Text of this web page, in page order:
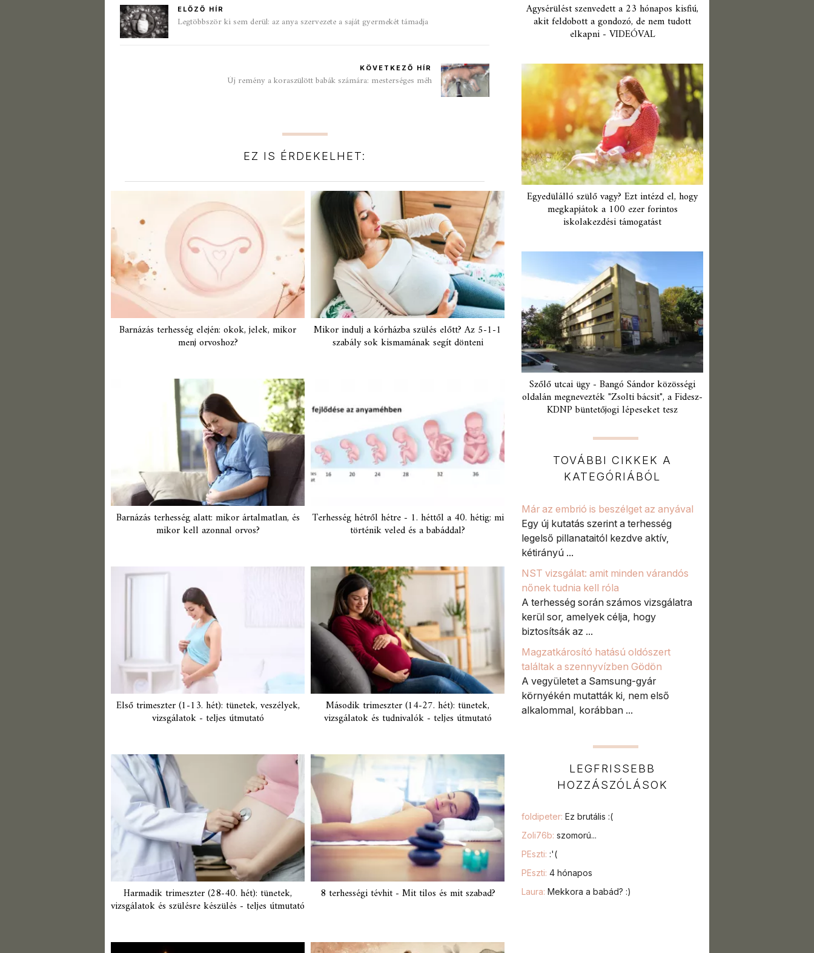
ELŐZŐ HÍR
Legtöbbször ki sem derül: az anya szervezete a saját gyermekét támadja
KÖVETKEZŐ HÍR
Új remény a koraszülött babák számára: mesterséges méh
EZ IS ÉRDEKELHET:
Barnázás terhesség elején: okok, jelek, mikor
menj orvoshoz?
Mikor indulj a kórházba szülés előtt? Az 5-1-1
szabály sok kismamának segít dönteni
Barnázás terhesség alatt: mikor ártalmatlan, és
mikor kell azonnal orvos?
Terhesség hétről hétre - 1. héttől a 40. hétig: mi
történik veled és a babáddal?
Első trimeszter (1-13. hét): tünetek, veszélyek,
vizsgálatok - teljes útmutató
Második trimeszter (14-27. hét): tünetek,
vizsgálatok és tudnivalók - teljes útmutató
Harmadik trimeszter (28-40. hét): tünetek,
vizsgálatok és szülésre készülés - teljes útmutató
8 terhességi tévhit - Mit tilos és mit szabad?
Agysérülést szenvedett a 23 hónapos kisfiú,
akit feldobott a gondozó, de nem tudott
elkapni - VIDEÓVAL
Egyedülálló szülő vagy? Ezt intézd el, hogy
megkapjátok a 100 ezer forintos
iskolakezdési támogatást
Szőlő utcai ügy - Bangó Sándor közösségi
oldalán megnevezték "Zsolti bácsit", a Fidesz-
KDNP büntetőjogi lépeseket tesz
TOVÁBBI CIKKEK A
KATEGÓRIÁBÓL
Már az embrió is beszélget az anyával
Egy új kutatás szerint a terhesség
legelső pillanataitól kezdve aktív,
kétirányú ...
NST vizsgálat: amit minden várandós
nőnek tudnia kell róla
A terhesség során számos vizsgálatra
kerül sor, amelyek célja, hogy
biztosítsák az ...
Magzatkárosító hatású oldószert
találtak a szennyvízben Gödön
A vegyületet a Samsung-gyár
környékén mutatták ki, nem első
alkalommal, korábban ...
LEGFRISSEBB
HOZZÁSZÓLÁSOK
foldipeter: Ez brutális :(
Zoli76b: szomorú...
PEszti: :'(
PEszti: 4 hónapos
Laura: Mekkora a babád? :)